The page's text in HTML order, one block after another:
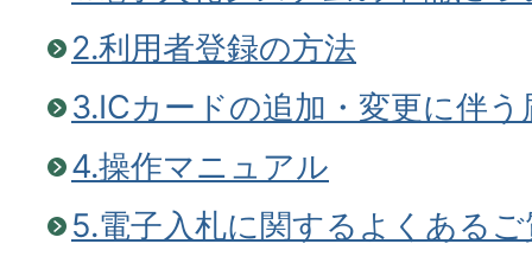
2.利用者登録の方法
3.ICカードの追加・変更に伴
4.操作マニュアル
5.電子入札に関するよくある